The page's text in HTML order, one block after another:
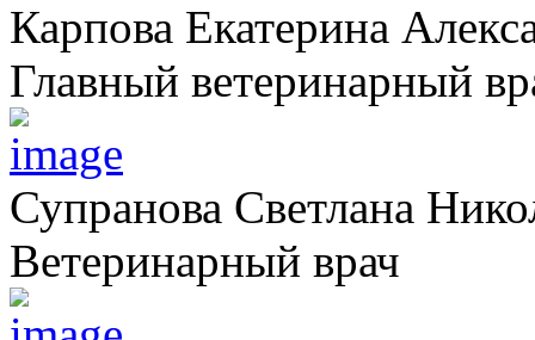
Карпова Екатерина
Главный ветеринарный
Супранова Светлана
Ветеринарный врач